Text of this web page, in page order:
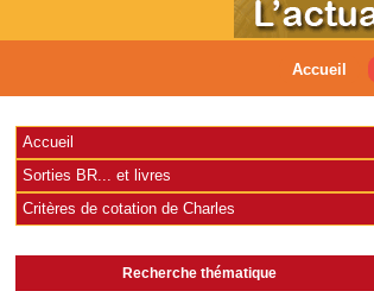
Accueil
Accueil
Sorties BR... et livres
Critères de cotation de Charles
Recherche thématique